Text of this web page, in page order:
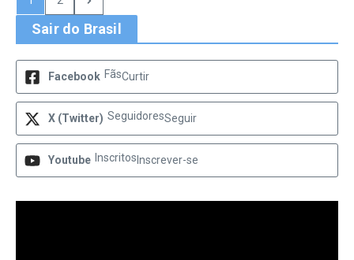
Sair do Brasil
Facebook FãsCurtir
X (Twitter) SeguidoresSeguir
Youtube Inscritos Inscrever-se